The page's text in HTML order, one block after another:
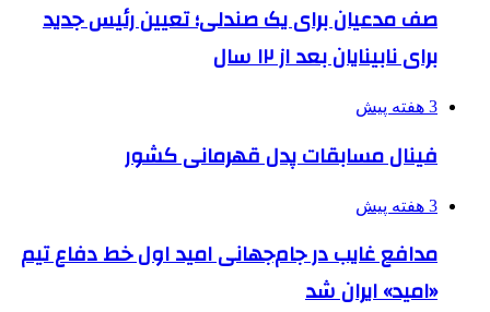
صف مدعیان برای یک صندلی؛ تعیین رئیس جدید
برای نابینایان بعد از ۱۲ سال
3 هفته پیش
فینال مسابقات پدل قهرمانی کشور
3 هفته پیش
مدافع غایب در جام‌جهانی امید اول خط دفاع تیم
«امید» ایران شد